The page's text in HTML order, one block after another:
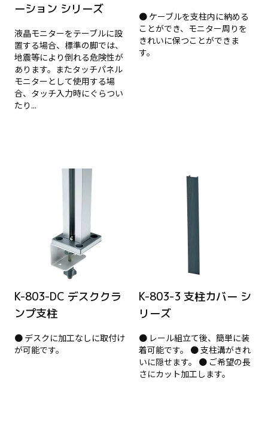
ーション シリーズ
液晶モニターをテーブルに設
置する場合、標準の脚では、
地震等により倒れる危険性が
あります。またタッチパネル
モニターとして使用する場
合、タッチ入力時にぐらつい
たり...
● ケーブルを支柱内に納める
ことができ、モニター周りを
きれいに保つことができま
す。
K-803-DC デスククラ
ンプ支柱
● デスクに加工なしに取付け
が可能です。
K-803-3 支柱カバー シ
リーズ
● レール組立て後、簡単に装
着可能です。 ● 支柱溝がきれ
いに隠せます。 ● ご希望の長
さにカット加工します。